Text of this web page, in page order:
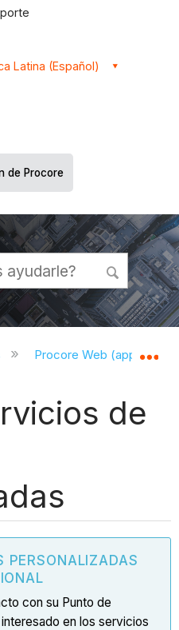
Latina (Español)
de Procore
jerarquía global
Procore Web
de
PERSONALIZADAS
con su Punto de
en los servicios